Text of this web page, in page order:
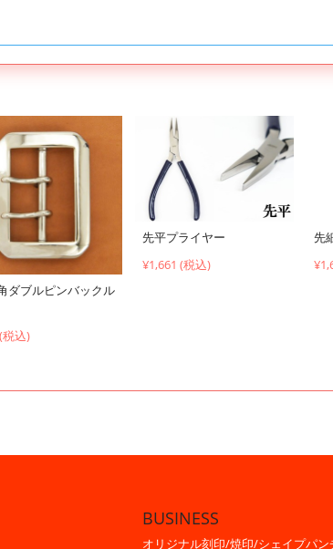
ダブルピンバックル
税込)
先平プライヤー
¥1,661 (税込)
先
BUSINESS
オリジナル刻印/焼印/シェイプパン